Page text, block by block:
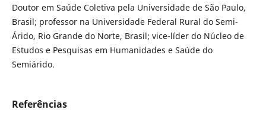
Doutor em Saúde Coletiva pela Universidade de São Paulo,
Brasil; professor na Universidade Federal Rural do Semi-
Árido, Rio Grande do Norte, Brasil; vice-líder do Núcleo de
Estudos e Pesquisas em Humanidades e Saúde do
Semiárido.
Referências